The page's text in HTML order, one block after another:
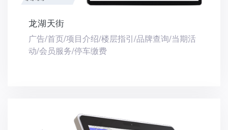
龙湖天街
广告/首页/项目介绍/楼层指引/品牌查询/当期活
动/会员服务/停车缴费